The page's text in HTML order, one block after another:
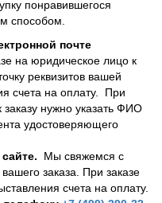
понравившегося
способом.
почте
на юридическое лицо к
реквизитов вашей
счета на оплату. При
заказу нужно указать ФИО
удостоверяющего
Мы свяжемся с
заказа. При заказе
счета на оплату.